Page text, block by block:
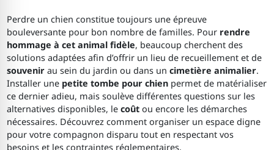
Perdre un chien constitue toujours une épreuve
bouleversante pour bon nombre de familles. Pour rendre
hommage à cet animal fidèle, beaucoup cherchent des
solutions adaptées afin d’offrir un lieu de recueillement et de
souvenir au sein du jardin ou dans uncimetière animalier.
Installer une petite tombe pour chien permet de matérialiser
ce dernier adieu, mais soulève différentes questions sur les
alternatives disponibles, lecoût ou encore les démarches
nécessaires. Découvrez comment organiser un espace digne
pour votre compagnon disparu tout en respectant vos
besoins et les contraintes réglementaires.